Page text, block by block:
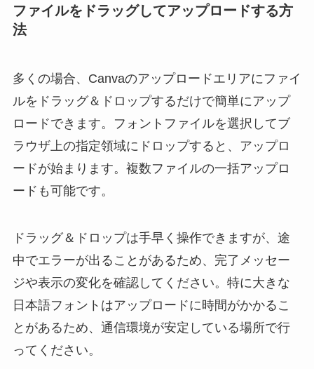
ファイルをドラッグしてアップロードする方
法
多くの場合、Canvaのアップロードエリアにファイ
ルをドラッグ＆ドロップするだけで簡単にアップ
ロードできます。フォントファイルを選択してブ
ラウザ上の指定領域にドロップすると、アップロ
ードが始まります。複数ファイルの一括アップロ
ードも可能です。
ドラッグ＆ドロップは手早く操作できますが、途
中でエラーが出ることがあるため、完了メッセー
ジや表示の変化を確認してください。特に大きな
日本語フォントはアップロードに時間がかかるこ
とがあるため、通信環境が安定している場所で行
ってください。